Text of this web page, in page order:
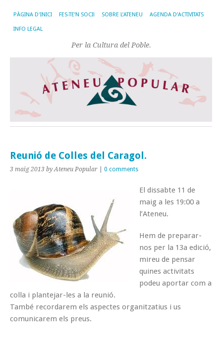
PÀGINA D'INICI FES-TE’N SOCI! SOBRE L’ATENEU AGENDA D’ACTIVITATS
INFO LEGAL
Per la Cultura del Poble.
Reunió de Colles del Caragol.
3 maig 2013 by Ateneu Popular 0 comments
El dissabte 11 de
maig a les 19:00 a
l’Ateneu.
Hem de preparar-
nos per la 13a edició,
mireu de pensar
quines activitats
podeu aportar com a
colla i plantejar-les a la reunió.
També recordarem els aspectes organitzatius i us
comunicarem els preus.